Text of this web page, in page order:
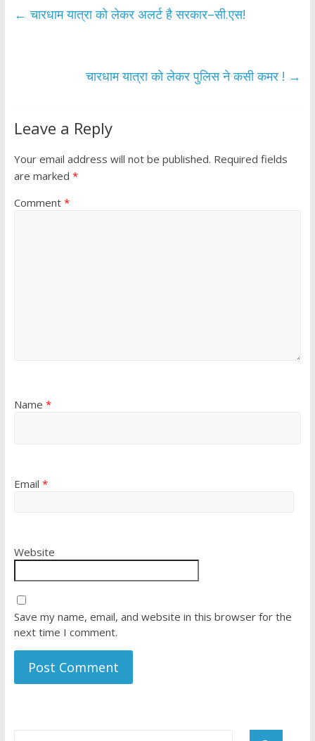
b er s
p
e
← चारधाम यात्रा को लेकर अलर्ट है सरकार–सी.एस!
चारधाम यात्रा को लेकर पुलिस ने कसी कमर ! →
Leave a Reply
Your email address will not be published. Required fields
are marked *
Comment *
Name *
Email *
Website
Save my name, email, and website in this browser for the
next time I comment.